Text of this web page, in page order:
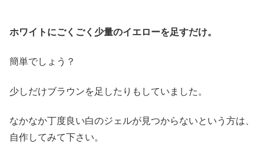
ホワイトにごくごく少量のイエローを足すだけ。
簡単でしょう？
少しだけブラウンを足したりもしていました。
なかなか丁度良い白のジェルが見つからないという方は、
自作してみて下さい。